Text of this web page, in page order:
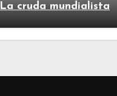
La cruda mundialista